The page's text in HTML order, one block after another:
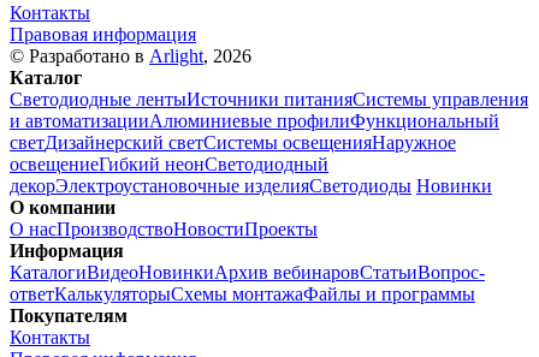
Контакты
Правовая информация
© Разработано в Arlight, 2026
Каталог
Светодиодные лентыИсточники питанияСистемы управления
и автоматизацииАлюминиевые профилиФункциональный
светДизайнерский светСистемы освещенияНаружное
освещениеГибкий неонСветодиодный
декорЭлектроустановочные изделияСветодиоды Новинки
О компании
О насПроизводствоНовостиПроекты
Информация
КаталогиВидеоНовинкиАрхив вебинаровСтатьиВопрос-
ответКалькуляторыСхемы монтажаФайлы и программы
Покупателям
Контакты